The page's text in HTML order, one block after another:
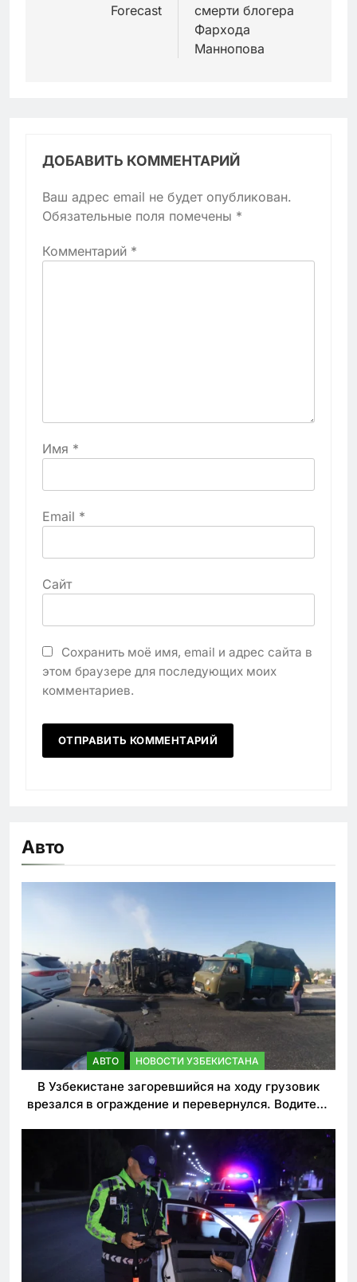
Forecast
смерти блогера
Фархода
Маннопова
ДОБАВИТЬ КОММЕНТАРИЙ
Ваш адрес email не будет опубликован.
Обязательные поля помечены *
Комментарий *
Имя *
Email *
Сайт
Сохранить моё имя, email и адрес сайта в
этом браузере для последующих моих
комментариев.
Авто
АВТО НОВОСТИ УЗБЕКИСТАНА
В Узбекистане загоревшийся на ходу грузовик
врезался в ограждение и перевернулся. Водитель